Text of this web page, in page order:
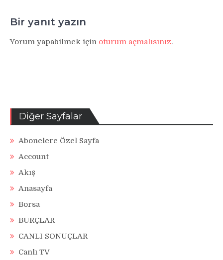
Bir yanıt yazın
Yorum yapabilmek için oturum açmalısınız.
Diğer Sayfalar
Abonelere Özel Sayfa
Account
Akış
Anasayfa
Borsa
BURÇLAR
CANLI SONUÇLAR
Canlı TV